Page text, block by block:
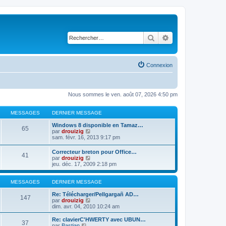
Rechercher
Connexion
Nous sommes le ven. août 07, 2026 4:50 pm
MESSAGES DERNIER MESSAGE
65
Windows 8 disponible en Tamaz…
par drouizig
o
u
l
t
e
r
l
d
e
r
n
i
sam. févr. 16, 2013 9:17 pm
41
Correcteur breton pour Office…
par drouizig
o
n
s
u
l
t
r
l
e
jeu. déc. 17, 2009 2:18 pm
MESSAGES DERNIER MESSAGE
147
Re: Télécharger/Pellgargañ AD…
par drouizig
o
n
s
dim. avr. 04, 2010 10:24 am
37
Re: clavierC'HWERTY avec UBUN…